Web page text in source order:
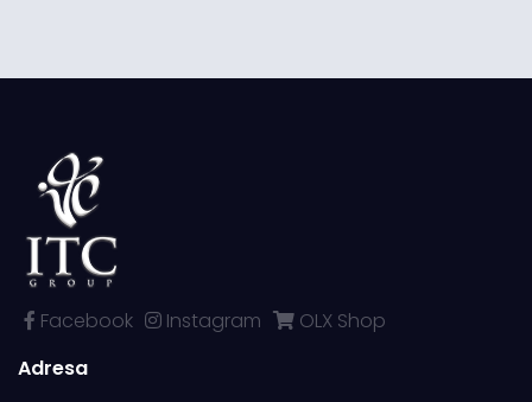
Facebook Instagram
OLX Shop
Adresa